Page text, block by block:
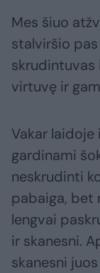
Mes šiuo
stalviršio
skrudintuvas
virtuvę ir
Vakar
gardinami
neskrudinti
pabaiga, bet
lengvai
ir skanesni.
skanesni